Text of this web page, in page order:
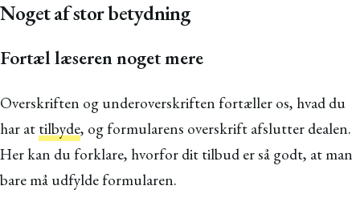
Noget af stor betydning
Fortæl læseren noget mere
Overskriften og underoverskriften fortæller os, hvad du
har at tilbyde, og formularens overskrift afslutter dealen.
Her kan du forklare, hvorfor dit tilbud er så godt, at man
bare må udfylde formularen.